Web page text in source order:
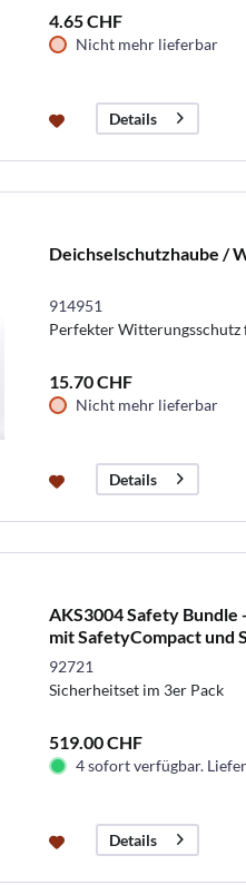
4.65 CHF
Nicht mehr lieferbar
Details
Deichselschutzhaube /
914951
Perfekter Witterungsschutz
15.70 CHF
Nicht mehr lieferbar
Details
AKS3004 Safety
mit SafetyCompact und
92721
Sicherheitset im 3er Pack
519.00 CHF
4 sofort verfügbar.
Details